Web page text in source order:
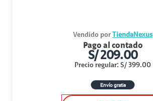
Vendido por TiendaNexus
Pago al contado
S/209.00
Precio regular: S/ 399.00
Envío gratis